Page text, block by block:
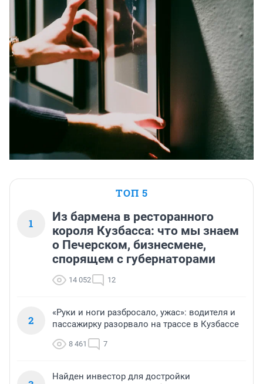
ТОП 5
1
Из бармена в ресторанного
короля Кузбасса: что мы знаем
о Печерском, бизнесмене,
спорящем с губернаторами
14 052 12
2
«Руки и ноги разбросало, ужас»: водителя и
пассажирку разорвало на трассе в Кузбассе
8 461 7
Найден инвестор для достройки